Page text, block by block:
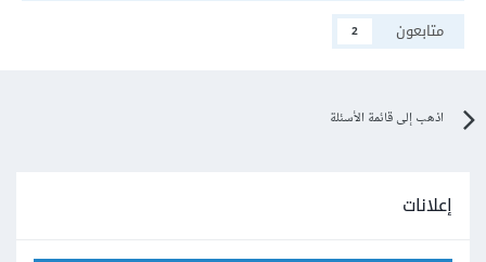
متابعون
2
اذهب إلى قائمة الأسئلة
إعلانات